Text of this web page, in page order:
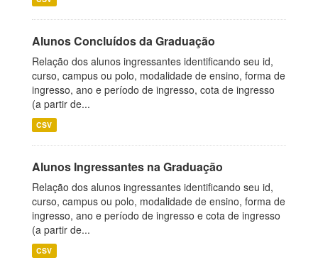
Alunos Concluídos da Graduação
Relação dos alunos ingressantes identificando seu id,
curso, campus ou polo, modalidade de ensino, forma de
ingresso, ano e período de ingresso, cota de ingresso
(a partir de...
CSV
Alunos Ingressantes na Graduação
Relação dos alunos ingressantes identificando seu id,
curso, campus ou polo, modalidade de ensino, forma de
ingresso, ano e período de ingresso e cota de ingresso
(a partir de...
CSV